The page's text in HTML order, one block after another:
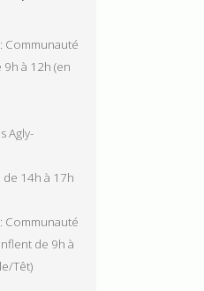
: Communauté
à 12h (en
Agly-
de 14h à 17h
: Communauté
de 9h à
Têt)